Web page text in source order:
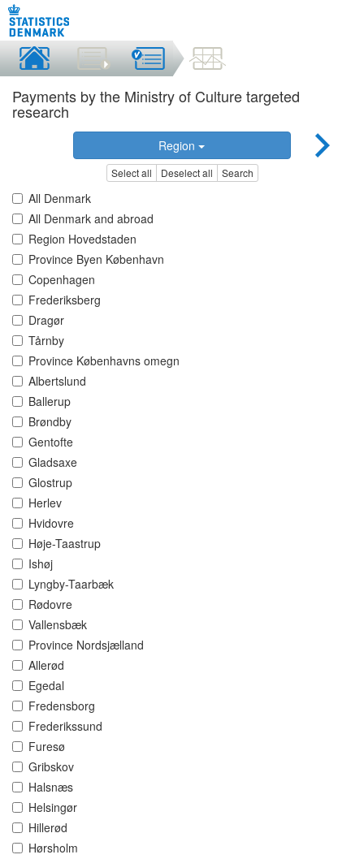
Payments by the Ministry of Culture targeted
research
Region
Select all Deselect all Search
All Denmark
All Denmark and abroad
Region Hovedstaden
Province Byen København
Copenhagen
Frederiksberg
Dragør
Tårnby
Province Københavns omegn
Albertslund
Ballerup
Brøndby
Gentofte
Gladsaxe
Glostrup
Herlev
Hvidovre
Høje-Taastrup
Ishøj
Lyngby-Taarbæk
Rødovre
Vallensbæk
Province Nordsjælland
Allerød
Egedal
Fredensborg
Frederikssund
Furesø
Gribskov
Halsnæs
Helsingør
Hillerød
Hørsholm